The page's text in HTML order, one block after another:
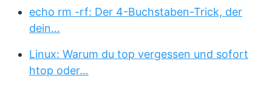
echo rm -rf: Der 4-Buchstaben-Trick, der
dein…
Linux: Warum du top vergessen und sofort
htop oder…